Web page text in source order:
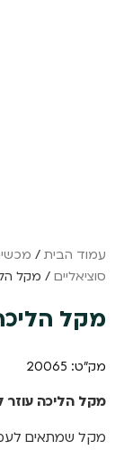
עמוד הבית /
סוציאליים / מקל
מקל
מק"ט: 20065
מקל הליכה עוזר
מקל שמתאים